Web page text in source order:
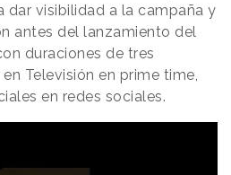
dar visibilidad a la campaña y
antes del lanzamiento del
duraciones de tres
en Televisión en prime time,
en redes sociales.